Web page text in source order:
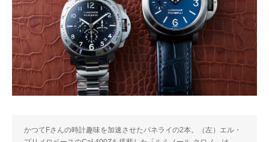
かつてFさんの時計趣味を加速させたパネライの2本。（左）エル・